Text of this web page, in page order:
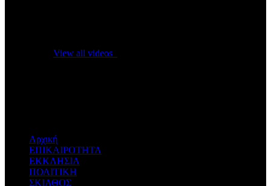
View all videos
Αρχική
ΕΠΙΚΑΙΡΟΤΗΤΑ
ΕΚΚΛΗΣΙΑ
ΠΟΛΙΤΙΚΗ
ΣΚΙΑΘΟΣ